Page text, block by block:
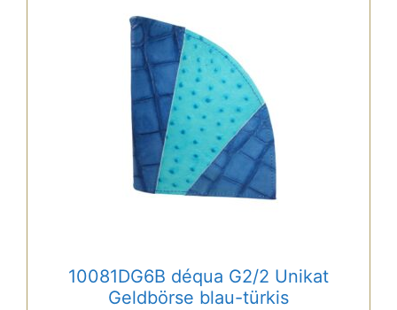
10081DG6B déqua G2/2 Unikat
Geldbörse blau-türkis